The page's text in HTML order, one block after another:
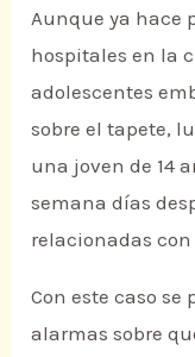
Aunque ya hace
hospitales en la
adolescentes
sobre el tapete,
una joven de 14
semana días
relacionadas con
Con este caso
alarmas sobre